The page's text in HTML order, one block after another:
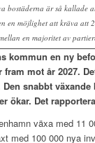
bostäderna är så kallade
en möjlighet att kräva att
en majoritet av
kommun en ny
fram mot år 2027.
snabbt
ökar. Det
växa med 11
med 100 000 nya